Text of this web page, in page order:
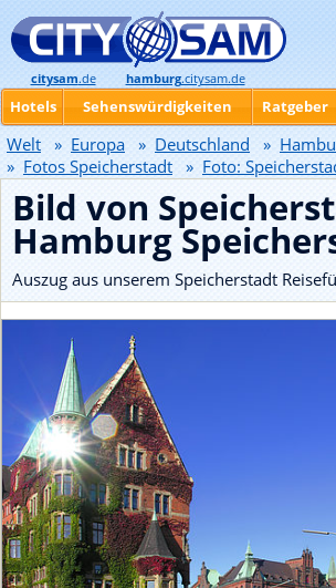
Bild von
Hamburg
Auszug aus unserem Speicherstadt
citysam.de hamburg.citysam.de
Hotels Sehenswürdigkeiten Ratgeber
Welt » Europa » Deutschland »
» Fotos Speicherstadt » Foto: